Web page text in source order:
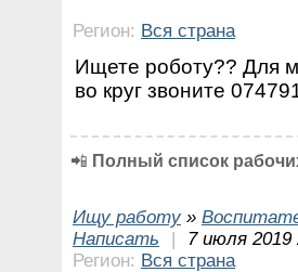
Регион: Вся страна
Ищете роботу?? Для
во круг звоните
📲 Полный список
Ищу работу »
Написать
|
7 июля 2019
Регион: Вся страна